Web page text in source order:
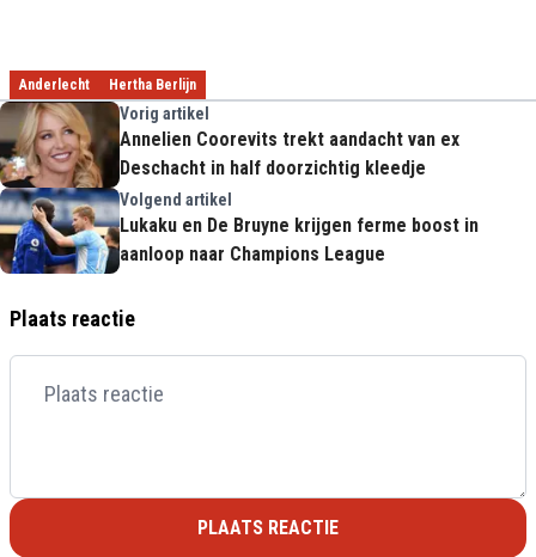
Anderlecht Hertha Berlijn
Vorig artikel
Annelien Coorevits trekt aandacht van ex
Deschacht in half doorzichtig kleedje
Volgend artikel
Lukaku en De Bruyne krijgen ferme boost in
aanloop naar Champions League
Plaats reactie
PLAATS REACTIE